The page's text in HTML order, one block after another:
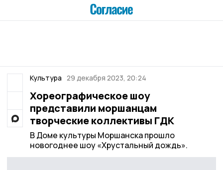
Культура 29 декабря 2023, 20:24
Хореографическое шоу
представили моршанцам
творческие коллективы ГДК
В Доме культуры Моршанска прошло
новогоднее шоу «Хрустальный дождь».